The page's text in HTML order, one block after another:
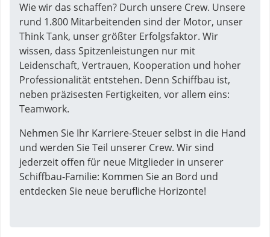
Wie wir das schaffen? Durch unsere Crew. Unsere
rund 1.800 Mitarbeitenden sind der Motor, unser
Think Tank, unser größter Erfolgsfaktor. Wir
wissen, dass Spitzenleistungen nur mit
Leidenschaft, Vertrauen, Kooperation und hoher
Professionalität entstehen. Denn Schiffbau ist,
neben präzisesten Fertigkeiten, vor allem eins:
Teamwork.
Nehmen Sie Ihr Karriere-Steuer selbst in die Hand
und werden Sie Teil unserer Crew. Wir sind
jederzeit offen für neue Mitglieder in unserer
Schiffbau-Familie: Kommen Sie an Bord und
entdecken Sie neue berufliche Horizonte!